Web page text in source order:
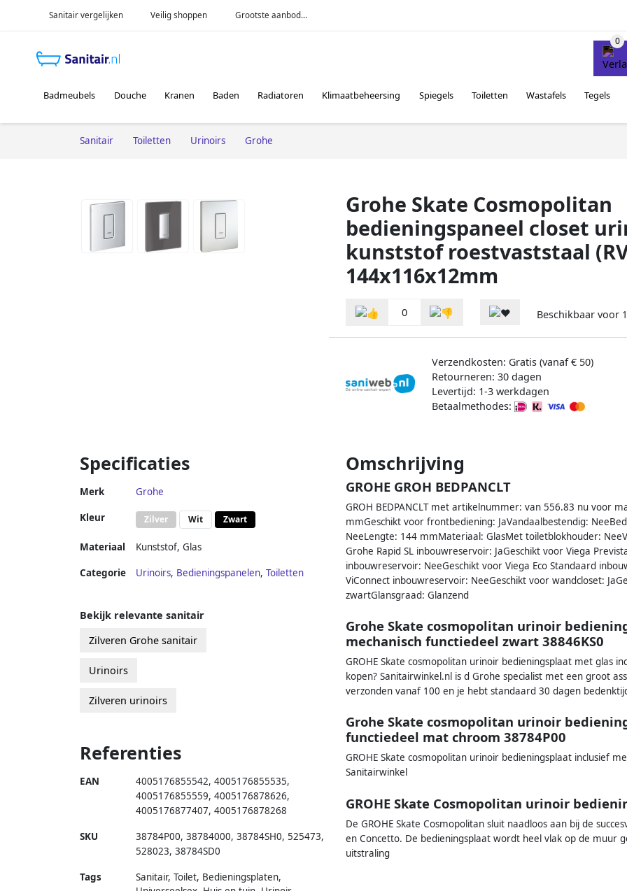
Sanitair vergelijken Veilig shoppen Grootste aanbod...
Badmeubels Douche Kranen Baden Radiatoren Klimaatbeheersing Spiegels Toiletten Wastafels Tegels
Sanitair Toiletten Urinoirs Grohe
Grohe Skate Cosmopolitan
bedieningspaneel closet
kunststof roestvaststaal
144x116x12mm
0 Beschikbaar voor
Verzendkosten: Gratis (vanaf € 50)
Retourneren: 30 dagen
Levertijd: 1-3 werkdagen
Betaalmethodes:
Specificaties
Merk Grohe
Kleur Zilver Wit Zwart
Materiaal Kunststof, Glas
Categorie Urinoirs, Bedieningspanelen, Toiletten
Omschrijving
GROHE GROH BEDPANCLT
GROH BEDPANCLT met artikelnummer: van 556.83 nu voor
mmGeschikt voor frontbediening: JaVandaalbestendig:
NeeLengte: 144 mmMateriaal: GlasMet toiletblokhouder:
Grohe Rapid SL inbouwreservoir: JaGeschikt voor Viega
inbouwreservoir: NeeGeschikt voor Viega Eco Standaard
ViConnect inbouwreservoir: NeeGeschikt voor wandcloset:
zwartGlansgraad: Glanzend
Grohe Skate cosmopolitan urinoir
mechanisch functiedeel zwart 38846KS0
GROHE Skate cosmopolitan urinoir bedieningsplaat met glas
kopen? Sanitairwinkel.nl is d Grohe specialist met een groot
verzonden vanaf 100 en je hebt standaard 30 dagen
Grohe Skate cosmopolitan urinoir
functiedeel mat chroom 38784P00
GROHE Skate cosmopolitan urinoir bedieningsplaat inclusief
Sanitairwinkel
GROHE Skate Cosmopolitan urinoir
De GROHE Skate Cosmopolitan sluit naadloos aan bij de
en Concetto. De bedieningsplaat wordt heel vlak op de
uitstraling
Bekijk relevante sanitair
Zilveren Grohe sanitair
Urinoirs
Zilveren urinoirs
Referenties
EAN 4005176855542, 4005176855535,
4005176855559, 4005176878626,
4005176877407, 4005176878268
SKU 38784P00, 38784000, 38784SH0, 525473,
528023, 38784SD0
Tags
Sanitair, Toilet, Bedieningsplaten,